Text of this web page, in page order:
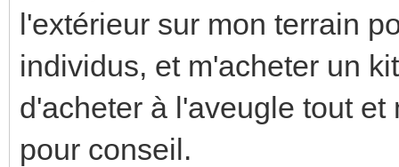
l'extérieur sur mon terrain
individus, et m'acheter un
d'acheter à l'aveugle tout
pour conseil.